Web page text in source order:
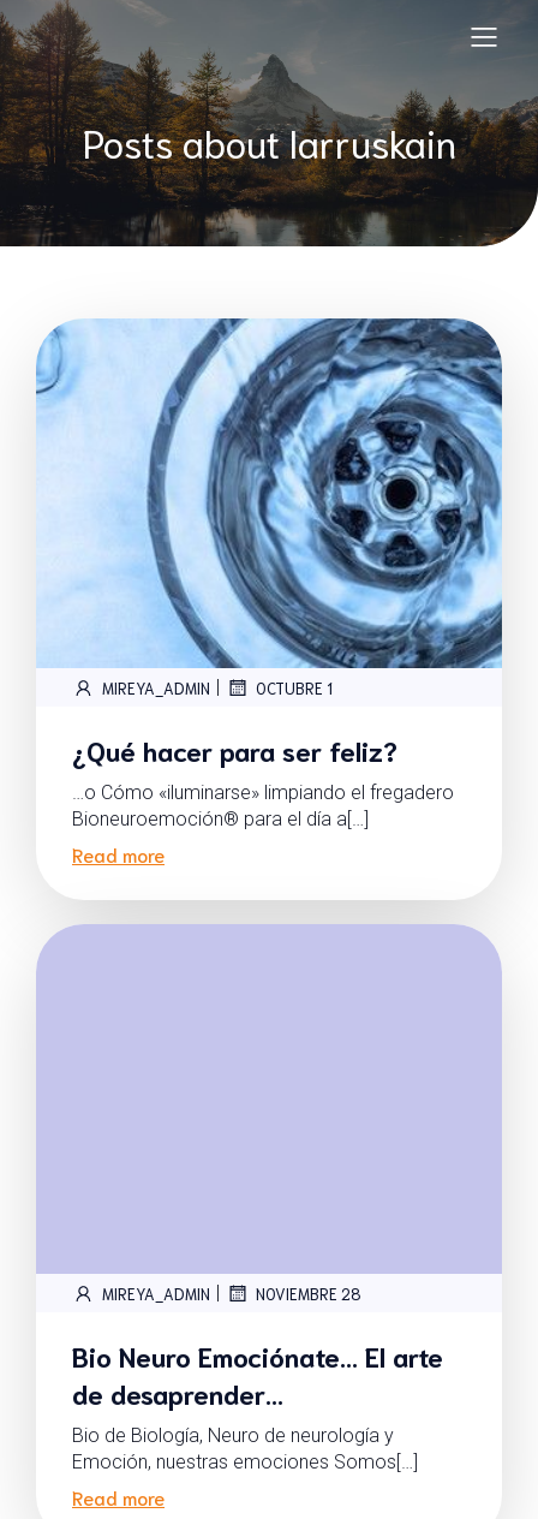
Posts about larruskain
MIREYA_ADMIN | OCTUBRE 1
¿Qué hacer para ser feliz?
…o Cómo «iluminarse» limpiando el fregadero
Bioneuroemoción® para el día a[…]
Read more
MIREYA_ADMIN | NOVIEMBRE 28
Bio Neuro Emociónate… El arte
de desaprender…
Bio de Biología, Neuro de neurología y
Emoción, nuestras emociones Somos[…]
Read more